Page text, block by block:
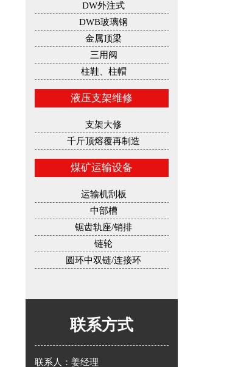
DW外注式
DWB玻璃钢
金属顶梁
三用阀
柱鞋、柱帽
液压支架维修
支架大修
千斤顶熔覆再制造
煤矿运输设备
运输机刮板
中部槽
锯齿轨座/销排
链轮
圆环中双链/连接环
联系方式
联系人：姜经理